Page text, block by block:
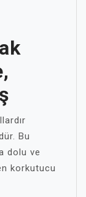
Bu
dolu ve
korkutucu